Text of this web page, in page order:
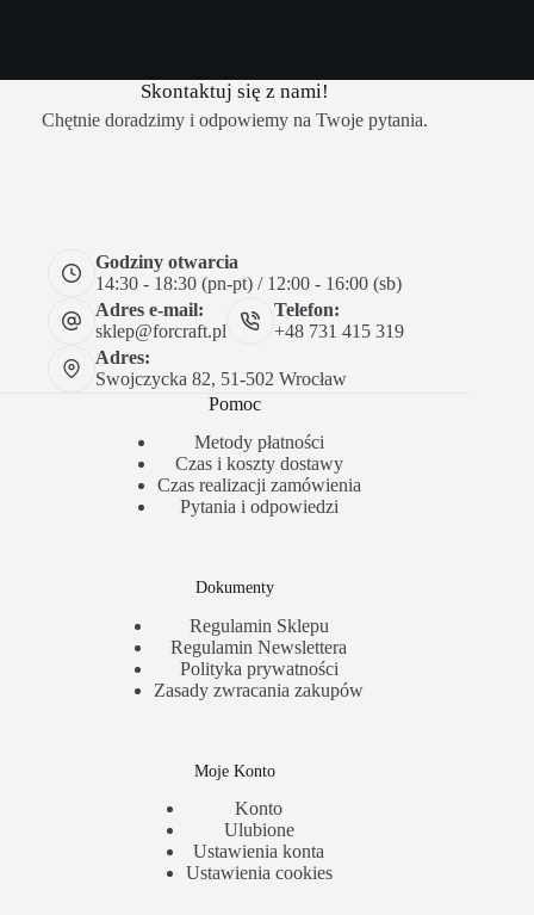
Skontaktuj się z nami!
Chętnie doradzimy i odpowiemy na Twoje pytania.
Godziny otwarcia
14:30 - 18:30 (pn-pt) / 12:00 - 16:00 (sb)
Adres e-mail:
sklep@forcraft.pl
Telefon:
+48 731 415 319
Adres:
Swojczycka 82, 51-502 Wrocław
Pomoc
Metody płatności
Czas i koszty dostawy
Czas realizacji zamówienia
Pytania i odpowiedzi
Dokumenty
Regulamin Sklepu
Regulamin Newslettera
Polityka prywatności
Zasady zwracania zakupów
Moje Konto
Konto
Ulubione
Ustawienia konta
Ustawienia cookies